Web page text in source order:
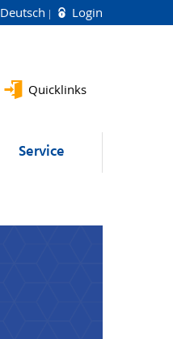
Deutsch Login
Quicklinks
Service